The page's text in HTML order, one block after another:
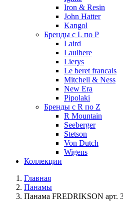
Iron & Resin
John Hatter
Kangol
Бренды с L по P
Laird
Laulhere
Lierys
Le beret francais
Mitchell & Ness
New Era
Pipolaki
Бренды с R по Z
R Mountain
Seeberger
Stetson
Von Dutch
Wigens
Коллекции
Главная
Панамы
Панама FREDRIKSON арт.